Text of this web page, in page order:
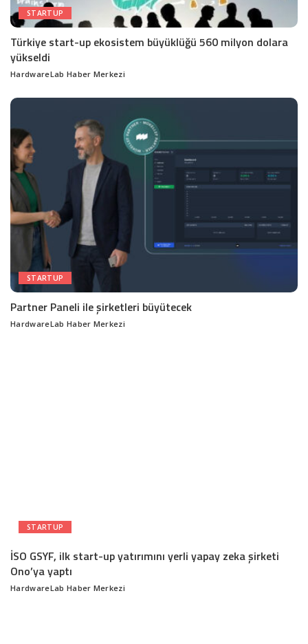
STARTUP
Türkiye start-up ekosistem büyüklüğü 560 milyon dolara
yükseldi
Posted
HardwareLab Haber Merkezi
STARTUP
Partner Paneli ile şirketleri büyütecek
Posted
HardwareLab Haber Merkezi
STARTUP
İSO GSYF, ilk start-up yatırımını yerli yapay zeka şirketi
Ono’ya yaptı
Posted
HardwareLab Haber Merkezi